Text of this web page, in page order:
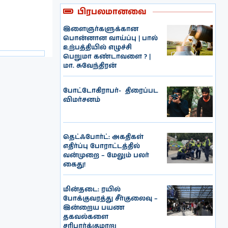
பிரபலமானவை
இளைஞர்களுக்கான
பொன்னான வாய்ப்பு | பால்
உற்பத்தியில் எழுச்சி
பெறுமா கண்டாவளை ? |
மா. சுவேந்திரன்
போட்டோகிராபர்- ‌ திரைப்பட
விமர்சனம்
தெட்ஃபோர்ட்: அகதிகள்
எதிர்ப்பு போராட்டத்தில்
வன்முறை – மேலும் பலர்
கைது!
மின்தடை: ரயில்
போக்குவரத்து சீர்குலைவு –
இன்றைய பயண
தகவல்களை